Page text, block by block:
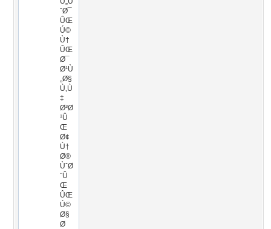
ˆØ¯
ÛŒ
Ú©
Ù†
ÛŒ
Ø¯
Ø¹Ù
„Ø§
Ù‚Ù
‡
Ø³Ø
¹Û
Œ
Ø¢
Ù†
Ø®
ÙˆØ
¨Û
Œ
ÛŒ
Ú©
Ø§
Ø